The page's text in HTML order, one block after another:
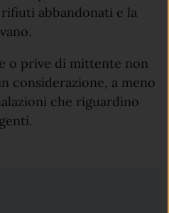
abbandonati e la
o prive di mittente non
considerazione, a meno
che riguardino